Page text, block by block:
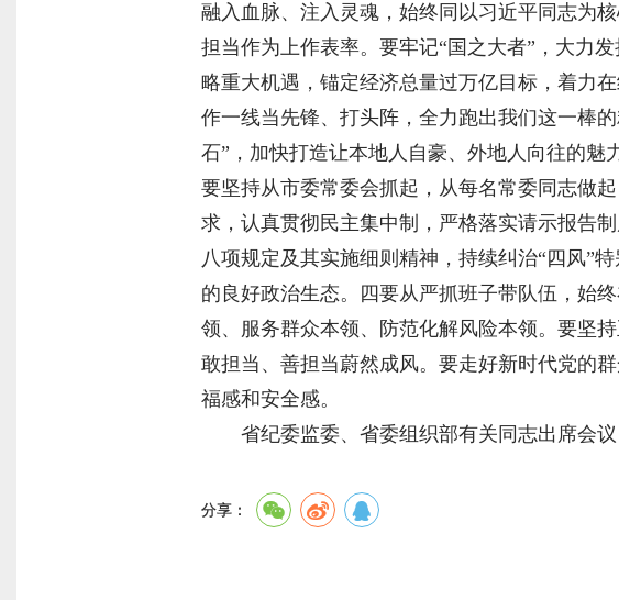
融入血脉、注入灵魂，始终同以习近平同志为
担当作为上作表率。要牢记“国之大者”，大力
略重大机遇，锚定经济总量过万亿目标，着力
作一线当先锋、打头阵，全力跑出我们这一棒
石”，加快打造让本地人自豪、外地人向往的魅
要坚持从市委常委会抓起，从每名常委同志做
求，认真贯彻民主集中制，严格落实请示报告
八项规定及其实施细则精神，持续纠治“四风”
的良好政治生态。四要从严抓班子带队伍，始
领、服务群众本领、防范化解风险本领。要坚
敢担当、善担当蔚然成风。要走好新时代党的
福感和安全感。
省纪委监委、省委组织部有关同志出席会
分享：